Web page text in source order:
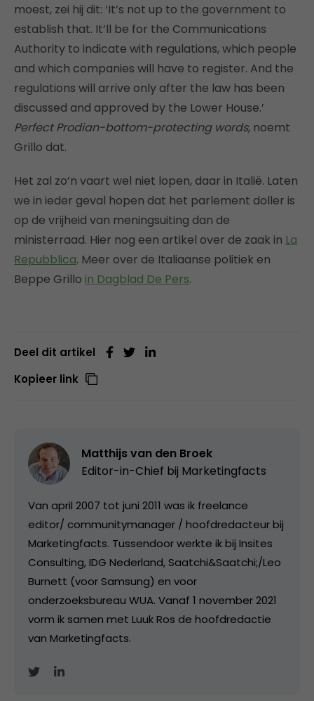
moest, zei hij dit: ‘It’s not up to the government to
establish that. It’ll be for the Communications
Authority to indicate with regulations, which people
and which companies will have to register. And the
regulations will arrive only after the law has been
discussed and approved by the Lower House.’
Perfect Prodian-bottom-protecting words, noemt
Grillo dat.
Het zal zo’n vaart wel niet lopen, daar in Italië. Laten
we in ieder geval hopen dat het parlement doller is
op de vrijheid van meningsuiting dan de
ministerraad. Hier nog een artikel over de zaak in La
Repubblica. Meer over de Italiaanse politiek en
Beppe Grillo in Dagblad De Pers.
Deel dit artikel
Kopieer link
Matthijs van den Broek
Editor-in-Chief bij Marketingfacts
Van april 2007 tot juni 2011 was ik freelance
editor/ communitymanager / hoofdredacteur bij
Marketingfacts. Tussendoor werkte ik bij Insites
Consulting, IDG Nederland, Saatchi&Saatchi;/Leo
Burnett (voor Samsung) en voor
onderzoeksbureau WUA. Vanaf 1 november 2021
vorm ik samen met Luuk Ros de hoofdredactie
van Marketingfacts.